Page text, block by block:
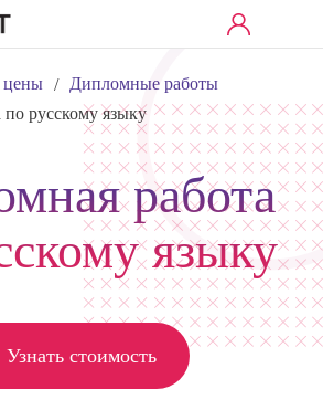
цены /
Дипломные работы
русскому языку
работа
языку
Узнать стоимость